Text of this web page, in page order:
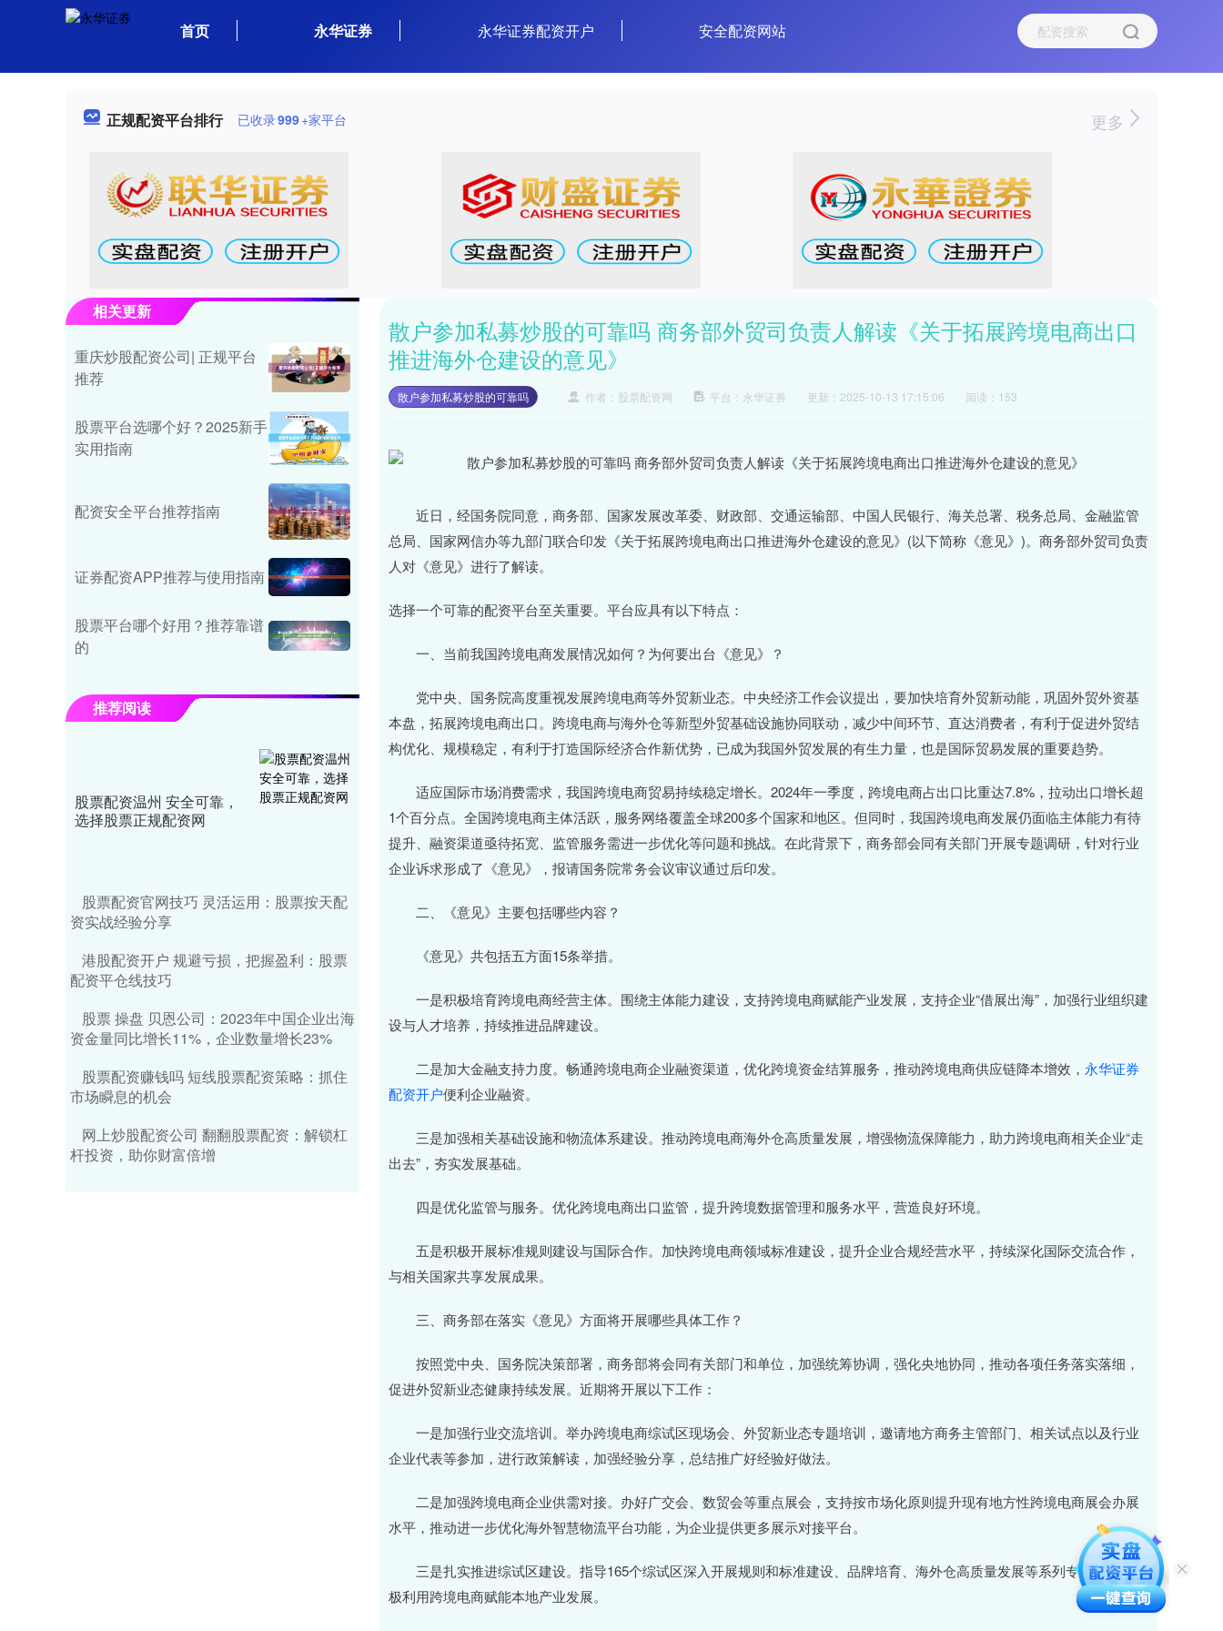
首页 永华证券 永华证券配资开户 安全配资网站
正规配资平台排行 已收录999+家平台 更多
散户参加私募炒股的可靠吗 商务部外贸司负责人解读《关于拓展跨境电商出口
推进海外仓建设的意见》
散户参加私募炒股的可靠吗 作者：股票配资网 平台：永华证券 更新：2025-10-13 17:15:06 阅读：153
近日，经国务院同意，商务部、国家发展改革委、财政部、交通运输部、中国人民银行、海关总署、税务总局、金融监管
总局、国家网信办等九部门联合印发《关于拓展跨境电商出口推进海外仓建设的意见》(以下简称《意见》)。商务部外贸司负责
人对《意见》进行了解读。
选择一个可靠的配资平台至关重要。平台应具有以下特点：
一、当前我国跨境电商发展情况如何？为何要出台《意见》？
党中央、国务院高度重视发展跨境电商等外贸新业态。中央经济工作会议提出，要加快培育外贸新动能，巩固外贸外资基
本盘，拓展跨境电商出口。跨境电商与海外仓等新型外贸基础设施协同联动，减少中间环节、直达消费者，有利于促进外贸结
构优化、规模稳定，有利于打造国际经济合作新优势，已成为我国外贸发展的有生力量，也是国际贸易发展的重要趋势。
适应国际市场消费需求，我国跨境电商贸易持续稳定增长。2024年一季度，跨境电商占出口比重达7.8%，拉动出口增长超
1个百分点。全国跨境电商主体活跃，服务网络覆盖全球200多个国家和地区。但同时，我国跨境电商发展仍面临主体能力有待
提升、融资渠道亟待拓宽、监管服务需进一步优化等问题和挑战。在此背景下，商务部会同有关部门开展专题调研，针对行业
企业诉求形成了《意见》，报请国务院常务会议审议通过后印发。
二、《意见》主要包括哪些内容？
《意见》共包括五方面15条举措。
一是积极培育跨境电商经营主体。围绕主体能力建设，支持跨境电商赋能产业发展，支持企业“借展出海”，加强行业组织建
设与人才培养，持续推进品牌建设。
二是加大金融支持力度。畅通跨境电商企业融资渠道，优化跨境资金结算服务，推动跨境电商供应链降本增效， 永华证券
配资开户便利企业融资。
三是加强相关基础设施和物流体系建设。推动跨境电商海外仓高质量发展，增强物流保障能力，助力跨境电商相关企业“走
出去”，夯实发展基础。
四是优化监管与服务。优化跨境电商出口监管，提升跨境数据管理和服务水平，营造良好环境。
五是积极开展标准规则建设与国际合作。加快跨境电商领域标准建设，提升企业合规经营水平，持续深化国际交流合作，
与相关国家共享发展成果。
三、商务部在落实《意见》方面将开展哪些具体工作？
按照党中央、国务院决策部署，商务部将会同有关部门和单位，加强统筹协调，强化央地协同，推动各项任务落实落细，
促进外贸新业态健康持续发展。近期将开展以下工作：
一是加强行业交流培训。举办跨境电商综试区现场会、外贸新业态专题培训，邀请地方商务主管部门、相关试点以及行业
企业代表等参加，进行政策解读，加强经验分享，总结推广好经验好做法。
二是加强跨境电商企业供需对接。办好广交会、数贸会等重点展会，支持按市场化原则提升现有地方性跨境电商展会办展
水平，推动进一步优化海外智慧物流平台功能，为企业提供更多展示对接平台。
三是扎实推进综试区建设。指导165个综试区深入开展规则和标准建设、品牌培育、海外仓高质量发展等系列专项行动，积
极利用跨境电商赋能本地产业发展。
相关更新
重庆炒股配资公司| 正规平台
推荐
股票平台选哪个好？2025新手
实用指南
配资安全平台推荐指南
证券配资APP推荐与使用指南
股票平台哪个好用？推荐靠谱
的
推荐阅读
股票配资温州 安全可靠，
选择股票正规配资网
股票配资官网技巧 灵活运用：股票按天配
资实战经验分享
港股配资开户 规避亏损，把握盈利：股票
配资平仓线技巧
股票 操盘 贝恩公司：2023年中国企业出海
资金量同比增长11%，企业数量增长23%
股票配资赚钱吗 短线股票配资策略：抓住
市场瞬息的机会
网上炒股配资公司 翻翻股票配资：解锁杠
杆投资，助你财富倍增